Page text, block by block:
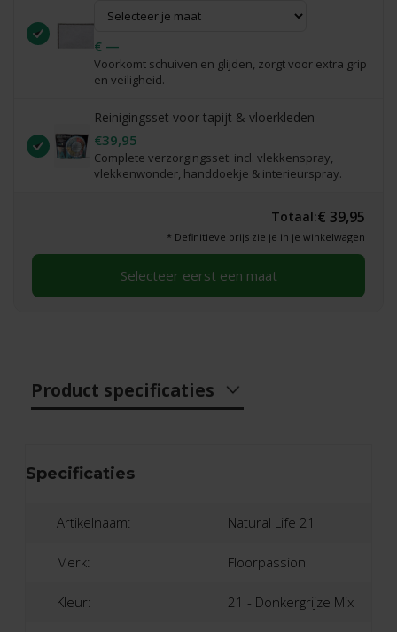
€ —
Voorkomt schuiven en glijden, zorgt voor extra grip
en veiligheid.
Reinigingsset voor tapijt & vloerkleden
€39,95
Complete verzorgingsset: incl. vlekkenspray,
vlekkenwonder, handdoekje & interieurspray.
Totaal:€ 39,95
* Definitieve prijs zie je in je winkelwagen
Selecteer eerst een maat
Product specificaties
Specificaties
Artikelnaam: Natural Life 21
Merk: Floorpassion
Kleur: 21 - Donkergrijze Mix